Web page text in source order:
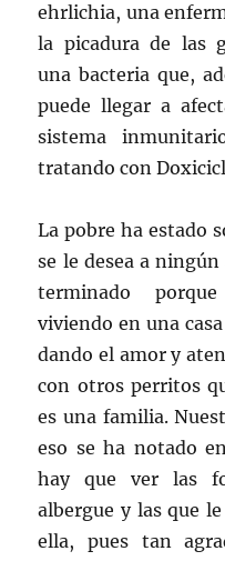
ehrlichia, una
la picadura de las
una bacteria que,
puede llegar a
sistema
tratando con
La pobre ha estado
se le desea a
terminado
viviendo en una
dando el amor y
con otros perritos
es una familia.
eso se ha notado
hay que ver las
albergue y las que
ella, pues tan